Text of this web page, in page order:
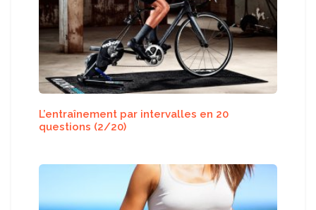
L’entraînement par intervalles en 20
questions (2/20)